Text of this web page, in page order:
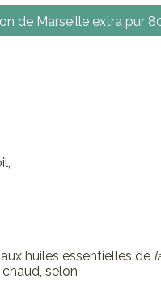
de Marseille extra pur
huiles essentielles de
selon